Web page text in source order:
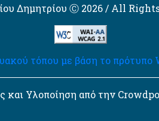
Δημητρίου Ⓒ 2026 / All
τόπου με βάση το πρότυπο
και Υλοποίηση από την